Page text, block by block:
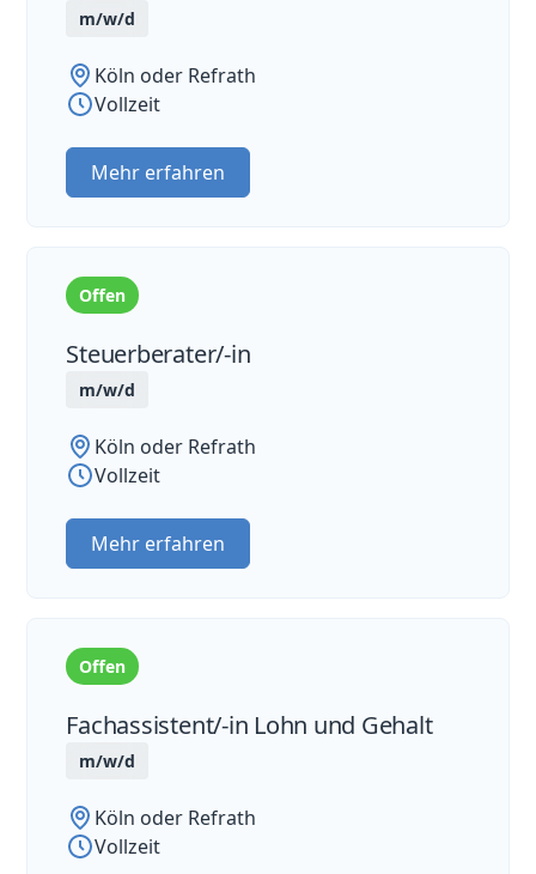
m/w/d
Köln oder Refrath
Vollzeit
Mehr erfahren
Offen
Steuerberater/-in
m/w/d
Köln oder Refrath
Vollzeit
Mehr erfahren
Offen
Fachassistent/-in Lohn und Gehalt
m/w/d
Köln oder Refrath
Vollzeit